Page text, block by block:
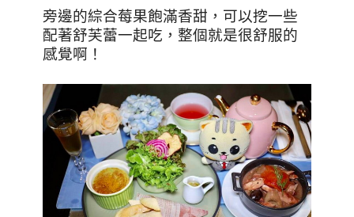
旁邊的綜合莓果飽滿香甜，可以挖一些
配著舒芙蕾一起吃，整個就是很舒服的
感覺啊！